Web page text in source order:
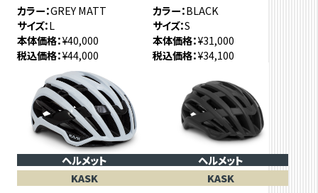
カラー GREY MATT
サイズ L
本体価格 ¥40,000
税込価格 ¥44,000
カラー BLACK
サイズ S
本体価格 ¥31,000
税込価格 ¥34,100
ヘルメット
KASK
ヘルメット
KASK